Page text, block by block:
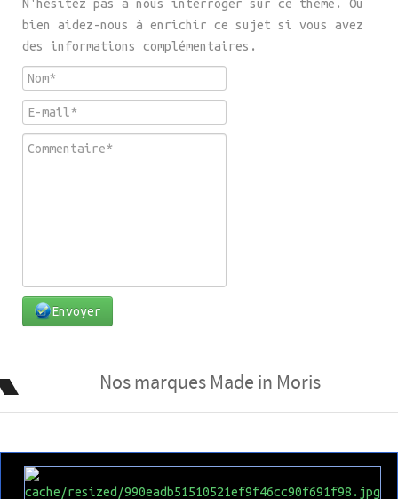
N'hésitez pas à nous interroger sur ce thème. Ou
bien aidez-nous à enrichir ce sujet si vous avez
des informations complémentaires.
Envoyer
Nos marques Made in Moris